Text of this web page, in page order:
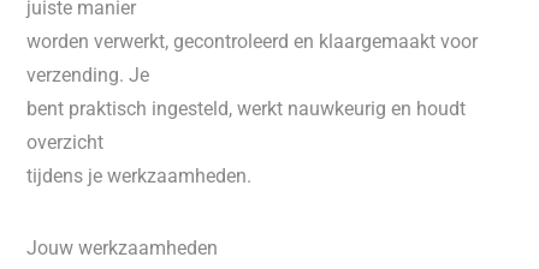
juiste manier
worden verwerkt, gecontroleerd en klaargemaakt voor
verzending. Je
bent praktisch ingesteld, werkt nauwkeurig en houdt
overzicht
tijdens je werkzaamheden.
Jouw werkzaamheden